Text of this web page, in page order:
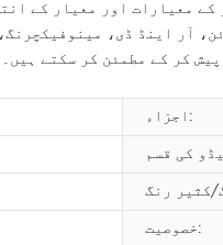
آر اینڈ ڈی،
کر کے مطمئن کر سکتے
اجزاء:
خصوصیت: